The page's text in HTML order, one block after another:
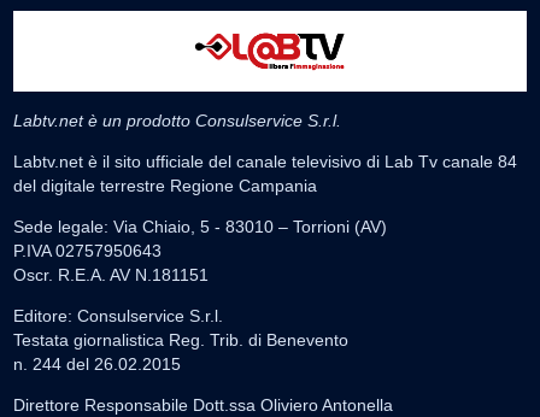
Labtv.net è un prodotto Consulservice S.r.l.
Labtv.net è il sito ufficiale del canale televisivo di Lab Tv canale 84
del digitale terrestre Regione Campania
Sede legale: Via Chiaio, 5 - 83010 – Torrioni (AV)
P.IVA 02757950643
Oscr. R.E.A. AV N.181151
Editore: Consulservice S.r.l.
Testata giornalistica Reg. Trib. di Benevento
n. 244 del 26.02.2015
Direttore Responsabile Dott.ssa Oliviero Antonella